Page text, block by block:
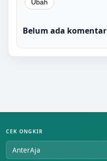
Belum ada komentar
CEK ONGKIR
AnterAja